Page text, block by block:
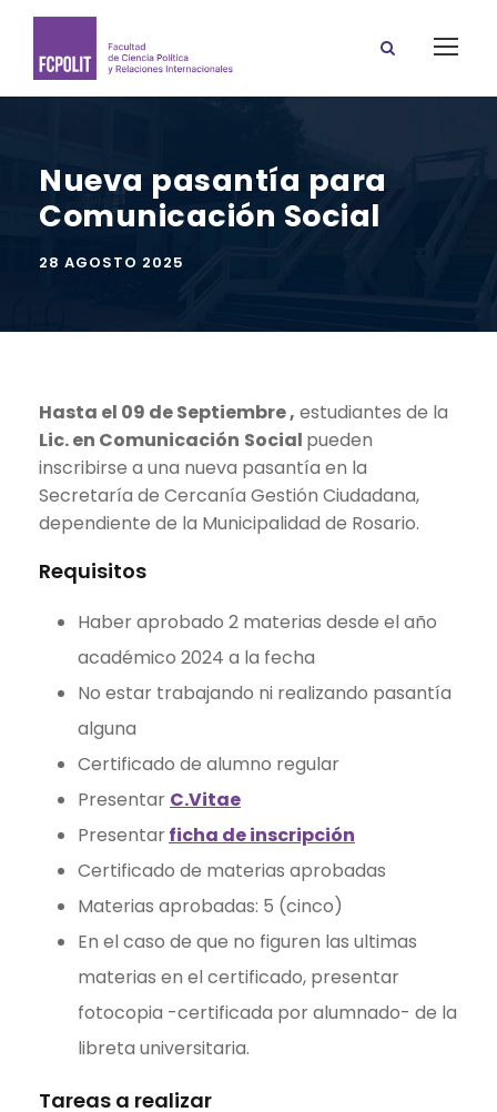
Nueva pasantía para
Comunicación Social
28 AGOSTO 2025
Hasta el 09 de Septiembre , estudiantes de la
Lic. en Comunicación Social pueden
inscribirse a una nueva pasantía en la
Secretaría de Cercanía Gestión Ciudadana,
dependiente de la Municipalidad de Rosario.
Requisitos
Haber aprobado 2 materias desde el año
académico 2024 a la fecha
No estar trabajando ni realizando pasantía
alguna
Certificado de alumno regular
Presentar C.Vitae
Presentarficha de inscripción
Certificado de materias aprobadas
Materias aprobadas: 5 (cinco)
En el caso de que no figuren las ultimas
materias en el certificado, presentar
fotocopia -certificada por alumnado- de la
libreta universitaria.
Tareas a realizar